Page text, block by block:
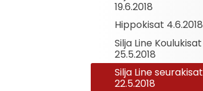
19.6.2018
Hippokisat 4.6.2018
Silja Line Koulukisat
25.5.2018
Silja Line seurakisat
22.5.2018